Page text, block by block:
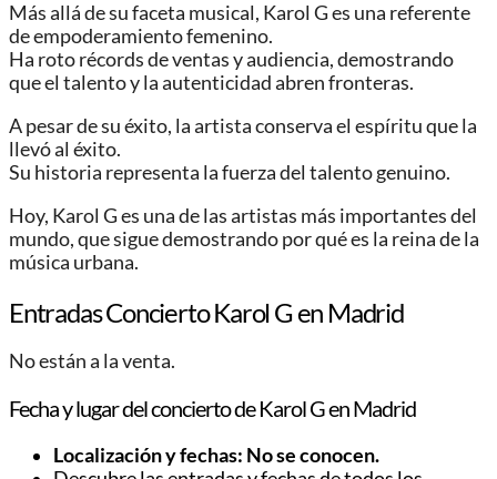
Más allá de su faceta musical, Karol G es una referente
de empoderamiento femenino.
Ha roto récords de ventas y audiencia, demostrando
que el talento y la autenticidad abren fronteras.
A pesar de su éxito, la artista conserva el espíritu que la
llevó al éxito.
Su historia representa la fuerza del talento genuino.
Hoy, Karol G es una de las artistas más importantes del
mundo, que sigue demostrando por qué es la reina de la
música urbana.
Entradas Concierto Karol G en Madrid
No están a la venta.
Fecha y lugar del concierto de Karol G en Madrid
Localización y fechas: No se conocen.